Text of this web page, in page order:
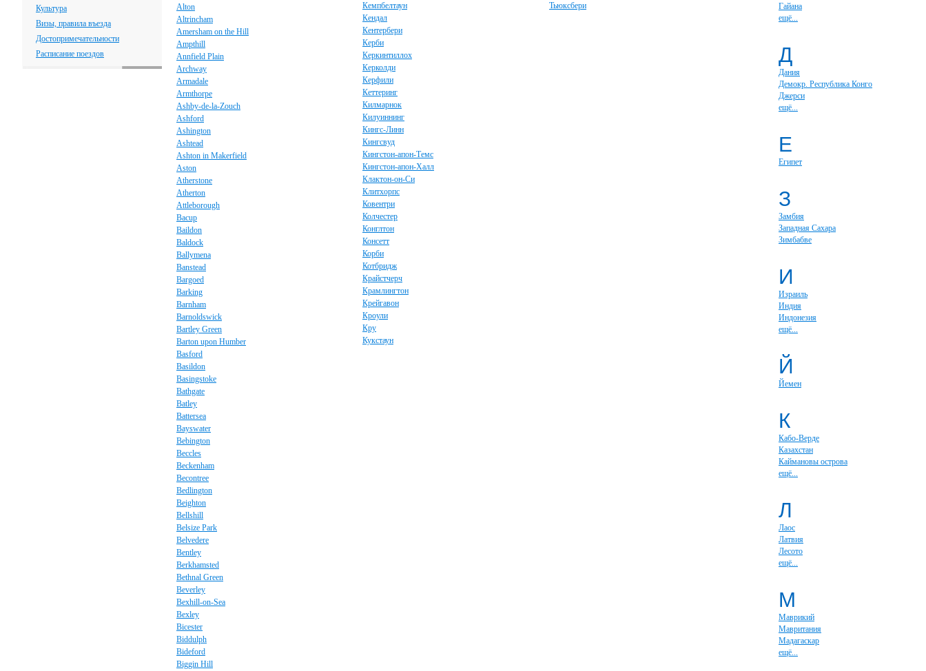
Культура
Визы, правила въезда
Достопримечательности
Расписание поездов
Alton
Altrincham
Amersham on the Hill
Ampthill
Annfield Plain
Archway
Armadale
Armthorpe
Ashby-de-la-Zouch
Ashford
Ashington
Ashtead
Ashton in Makerfield
Aston
Atherstone
Atherton
Attleborough
Bacup
Baildon
Baldock
Ballymena
Banstead
Bargoed
Barking
Barnham
Barnoldswick
Bartley Green
Barton upon Humber
Basford
Basildon
Basingstoke
Bathgate
Batley
Battersea
Bayswater
Bebington
Beccles
Beckenham
Becontree
Bedlington
Beighton
Bellshill
Belsize Park
Belvedere
Bentley
Berkhamsted
Bethnal Green
Beverley
Bexhill-on-Sea
Bexley
Bicester
Biddulph
Bideford
Biggin Hill
Кемпбелтаун
Кендал
Кентербери
Керби
Керкинтиллох
Керколди
Керфили
Кеттеринг
Килмарнок
Килуиннинг
Кингс-Линн
Кингсвуд
Кингстон-апон-Темс
Кингстон-апон-Халл
Клактон-он-Си
Клитхорпс
Ковентри
Колчестер
Конглтон
Консетт
Корби
Котбридж
Крайстчерч
Крамлингтон
Крейгавон
Кроули
Кру
Кукстаун
Тьюксбери
Гайана
ещё...
Д
Дания
Демокр. Республика Конго
Джерси
ещё...
Е
Египет
З
Замбия
Западная Сахара
Зимбабве
И
Израиль
Индия
Индонезия
ещё...
Й
Йемен
К
Кабо-Верде
Казахстан
Каймановы острова
ещё...
Л
Лаос
Латвия
Лесото
ещё...
М
Маврикий
Мавритания
Мадагаскар
ещё...